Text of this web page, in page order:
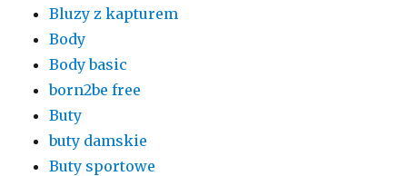
Bluzy z kapturem
Body
Body basic
born2be free
Buty
buty damskie
Buty sportowe